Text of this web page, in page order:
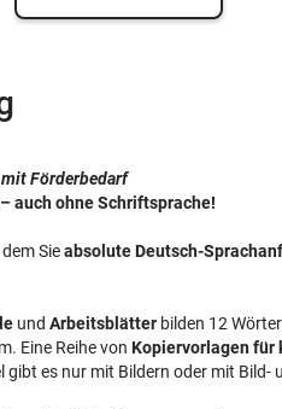
Förderbedarf
auch ohne Schriftsprache!
Sieabsolute Deutsch-
und Arbeitsblätter bilden 12
Eine Reihe von Kopiervorlagen für
gibt es nur mit Bildern oder mit Bild-